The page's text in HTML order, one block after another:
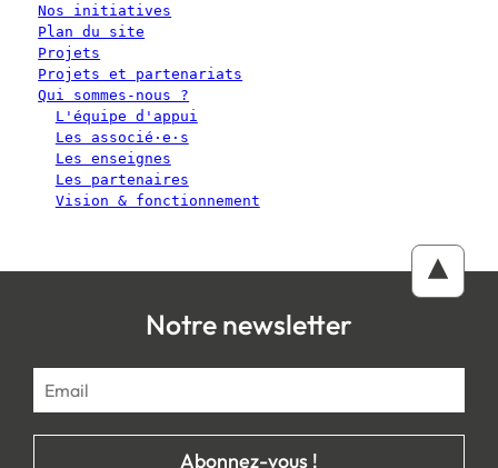
Nos initiatives
Plan du site
Projets
Projets et partenariats
Qui sommes-nous ?
L'équipe d'appui
Les associé·e·s
Les enseignes
Les partenaires
Vision & fonctionnement
Notre newsletter